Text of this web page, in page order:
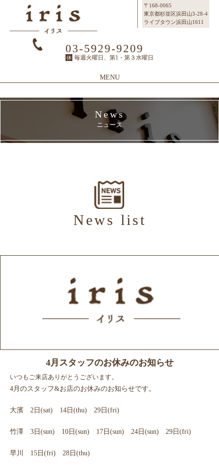
〒168-0065
東京都杉並区浜田山3-28-4
ライブタウン浜田山1611
03-5929-9209
休 毎週火曜日、第1・第３水曜日
MENU
Top
Topページ
Concept
irisのこだわり
SalonInfo
サロンインフォ
Staff
スタッフ紹介
Recruit
リクルート
News
ニュース
ブログ
News
ニュース
News list
4月スタッフのお休みのお知らせ
いつもご来店ありがとうございます。
4月のスタッフ&お店のお休みのお知らせです。
大濱 2日(sat) 14日(thu) 29日(fri)
竹澤 3日(sun) 10日(sun) 17日(sun) 24日(sun) 29日(fri)
早川 15日(fri) 28日(thu)